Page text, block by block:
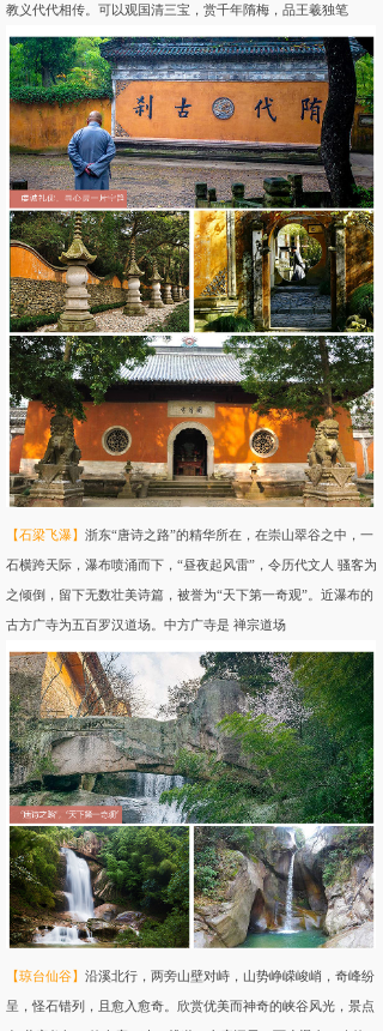
教义代代相传。可以观国清三宝，赏千年隋梅，品王羲独笔
【石梁飞瀑】 浙东“唐诗之路”的精华所在，在崇山翠谷之中，一
石横跨天际，瀑布喷涌而下，“昼夜起风雷”，令历代文人 骚客为
之倾倒，留下无数壮美诗篇，被誉为“天下第一奇观”。近瀑布的
古方广寺为五百罗汉道场。中方广寺是 禅宗道场
【琼台仙谷】 沿溪北行，两旁山壁对峙，山势峥嵘峻峭，奇峰纷
呈，怪石错列，且愈入愈奇。欣赏优美而神奇的峡谷风光，景点